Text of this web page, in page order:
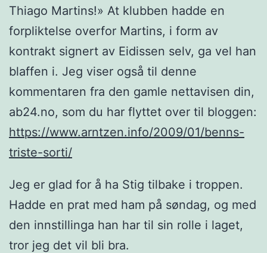
Thiago Martins!» At klubben hadde en
forpliktelse overfor Martins, i form av
kontrakt signert av Eidissen selv, ga vel han
blaffen i. Jeg viser også til denne
kommentaren fra den gamle nettavisen din,
ab24.no, som du har flyttet over til bloggen:
https://www.arntzen.info/2009/01/benns-
triste-sorti/
Jeg er glad for å ha Stig tilbake i troppen.
Hadde en prat med ham på søndag, og med
den innstillinga han har til sin rolle i laget,
tror jeg det vil bli bra.